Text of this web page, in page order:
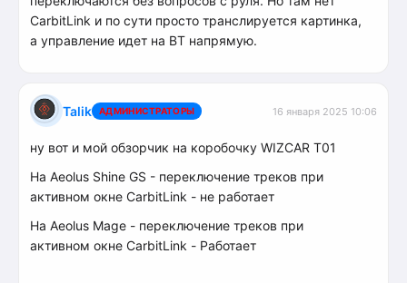
CarbitLink и по сути просто транслируется картинка,
а управление идет на BT напрямую.
Talik АДМИНИСТРАТОРЫ 16 января 2025 10:06
ну вот и мой обзорчик на коробочку WIZCAR T01
На Aeolus Shine GS - переключение треков при
активном окне CarbitLink - не работает
На Aeolus Mage - переключение треков при
активном окне CarbitLink - Работает